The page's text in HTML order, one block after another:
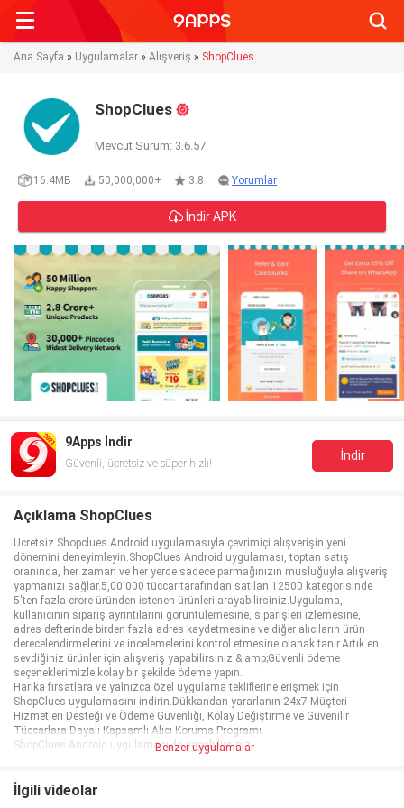
Ana Sayfa » Uygulamalar » Alışveriş » ShopClues
ShopClues
Mevcut Sürüm: 3.6.57
16.4MB 50,000,000+ 3.8 Yorumlar
İndir APK
9Apps İndir
Güvenli, ücretsiz ve süper hızlı!
İndir
Açıklama ShopClues
Ücretsiz Shopclues Android uygulamasıyla çevrimiçi alışverişin yeni
dönemini deneyimleyin.ShopClues Android uygulaması, toptan satış
oranında, her zaman ve her yerde sadece parmağınızın musluğuyla alışveriş
yapmanızı sağlar.5,00.000 tüccar tarafından satılan 12500 kategorisinde
5'ten fazla crore üründen istenen ürünleri arayabilirsiniz.Uygulama,
kullanıcının sipariş ayrıntılarını görüntülemesine, siparişleri izlemesine,
adres defterinde birden fazla adres kaydetmesine ve diğer alıcıların ürün
derecelendirmelerini ve incelemelerini kontrol etmesine olanak tanır.Artık en
sevdiğiniz ürünler için alışveriş yapabilirsiniz & amp;Güvenli ödeme
seçeneklerimizle kolay bir şekilde ödeme yapın.
Harika fırsatlara ve yalnızca özel uygulama tekliflerine erişmek için
ShopClues uygulamasını indirin.Dükkandan yararlanın 24x7 Müşteri
Hizmetleri Desteği ve Ödeme Güvenliği, Kolay Değiştirme ve Güvenilir
Tüccarlara Dayalı Kapsamlı Alıcı Koruma Programı.
ShopClues Android uygulamasıyla yapabilirsiniz:
almak için liste.
Benzer uygulamalar
İlgili videolar